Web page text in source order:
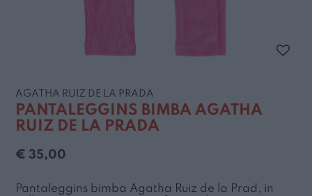
AGATHA RUIZ DE LA PRADA
PANTALEGGINS BIMBA AGATHA
RUIZ DE LA PRADA
€ 35,00
Pantaleggins bimba Agatha Ruiz de la Prad, in